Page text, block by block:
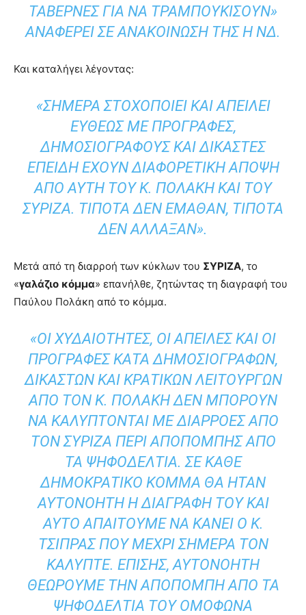
ΤΑΒΈΡΝΕΣ ΓΙΑ ΝΑ ΤΡΑΜΠΟΥΚΊΣΟΥΝ»
ΑΝΑΦΈΡΕΙ ΣΕ ΑΝΑΚΟΊΝΩΣΉ ΤΗΣ Η ΝΔ.
Και καταλήγει λέγοντας:
«ΣΉΜΕΡΑ ΣΤΟΧΟΠΟΙΕΊ ΚΑΙ ΑΠΕΙΛΕΊ
ΕΥΘΈΩΣ ΜΕ ΠΡΟΓΡΑΦΈΣ,
ΔΗΜΟΣΙΟΓΡΆΦΟΥΣ ΚΑΙ ΔΙΚΑΣΤΈΣ
ΕΠΕΙΔΉ ΈΧΟΥΝ ΔΙΑΦΟΡΕΤΙΚΉ ΆΠΟΨΗ
ΑΠΌ ΑΥΤΉ ΤΟΥ Κ. ΠΟΛΆΚΗ ΚΑΙ ΤΟΥ
ΣΥΡΙΖΑ. ΤΊΠΟΤΑ ΔΕΝ ΈΜΑΘΑΝ, ΤΊΠΟΤΑ
ΔΕΝ ΆΛΛΑΞΑΝ».
Μετά από τη διαρροή των κύκλων του ΣΥΡΙΖΑ, το
«γαλάζιο κόμμα» επανήλθε, ζητώντας τη διαγραφή του
Παύλου Πολάκη από το κόμμα.
«ΟΙ ΧΥΔΑΙΌΤΗΤΕΣ, ΟΙ ΑΠΕΙΛΈΣ ΚΑΙ ΟΙ
ΠΡΟΓΡΑΦΈΣ ΚΑΤΆ ΔΗΜΟΣΙΟΓΡΆΦΩΝ,
ΔΙΚΑΣΤΏΝ ΚΑΙ ΚΡΑΤΙΚΏΝ ΛΕΙΤΟΥΡΓΏΝ
ΑΠΌ ΤΟΝ Κ. ΠΟΛΆΚΗ ΔΕΝ ΜΠΟΡΟΎΝ
ΝΑ ΚΑΛΎΠΤΟΝΤΑΙ ΜΕ ΔΙΑΡΡΟΈΣ ΑΠΌ
ΤΟΝ ΣΥΡΙΖΑ ΠΕΡΊ ΑΠΟΠΟΜΠΉΣ ΑΠΌ
ΤΑ ΨΗΦΟΔΈΛΤΙΑ. ΣΕ ΚΆΘΕ
ΔΗΜΟΚΡΑΤΙΚΌ ΚΌΜΜΑ ΘΑ ΉΤΑΝ
ΑΥΤΟΝΌΗΤΗ Η ΔΙΑΓΡΑΦΉ ΤΟΥ ΚΑΙ
ΑΥΤΌ ΑΠΑΙΤΟΎΜΕ ΝΑ ΚΆΝΕΙ Ο Κ.
ΤΣΊΠΡΑΣ ΠΟΥ ΜΈΧΡΙ ΣΉΜΕΡΑ ΤΟΝ
ΚΆΛΥΠΤΕ. ΕΠΊΣΗΣ, ΑΥΤΟΝΌΗΤΗ
ΘΕΩΡΟΎΜΕ ΤΗΝ ΑΠΟΠΟΜΠΉ ΑΠΌ ΤΑ
ΨΗΦΟΔΈΛΤΙΑ ΤΟΥ ΟΜΌΦΩΝΑ